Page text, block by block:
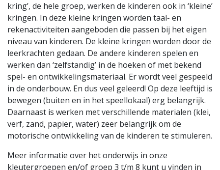
kring’, de hele groep, werken de kinderen ook in ‘kleine’
kringen. In deze kleine kringen worden taal- en
rekenactiviteiten aangeboden die passen bij het eigen
niveau van kinderen. De kleine kringen worden door de
leerkrachten gedaan. De andere kinderen spelen en
werken dan ‘zelfstandig’ in de hoeken of met bekend
spel- en ontwikkelingsmateriaal. Er wordt veel gespeeld
in de onderbouw. En dus veel geleerd! Op deze leeftijd is
bewegen (buiten en in het speellokaal) erg belangrijk.
Daarnaast is werken met verschillende materialen (klei,
verf, zand, papier, water) zeer belangrijk om de
motorische ontwikkeling van de kinderen te stimuleren.
Meer informatie over het onderwijs in onze
kleutergroepen en/of groep 3 t/m 8 kunt u vinden in